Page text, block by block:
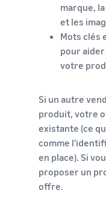
marque,
et les
Mots clés
pour
votre
Si un autre
produit, votre
existante (ce
comme
en place). Si
proposer un
offre.